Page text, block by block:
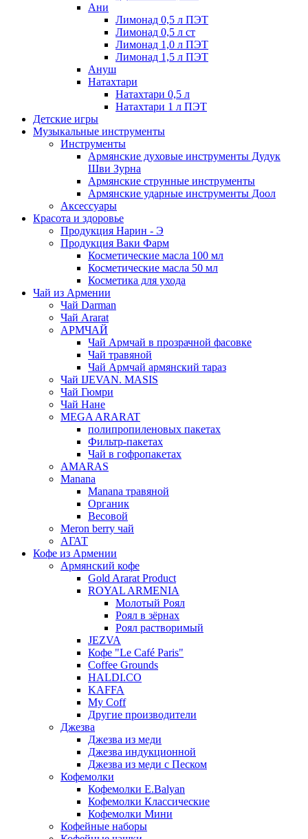
Ани
Лимонад 0,5 л ПЭТ
Лимонад 0,5 л ст
Лимонад 1,0 л ПЭТ
Лимонад 1,5 л ПЭТ
Ануш
Натахтари
Натахтари 0,5 л
Натахтари 1 л ПЭТ
Детские игры
Музыкальные инструменты
Инструменты
Армянские духовые инструменты Дудук
Шви Зурна
Армянские струнные инструменты
Армянские ударные инструменты Доол
Аксессуары
Красота и здоровье
Продукция Нарин - Э
Продукция Ваки Фарм
Косметические масла 100 мл
Косметические масла 50 мл
Косметика для ухода
Чай из Армении
Чай Darman
Чай Ararat
АРМЧАЙ
Чай Армчай в прозрачной фасовке
Чай травяной
Чай Армчай армянский тараз
Чай IJEVAN. MASIS
Чай Гюмри
Чай Нане
MEGA ARARAT
полипропиленовых пакетах
Фильтр-пакетах
Чай в гофропакетах
AMARAS
Manana
Manana травяной
Органик
Весовой
Meron berry чай
АГАТ
Кофе из Армении
Армянский кофе
Gold Ararat Product
ROYAL ARMENIA
Молотый Роял
Роял в зёрнах
Роял растворимый
JEZVA
Кофе "Le Café Paris"
Coffee Grounds
HALDI.CO
KAFFA
My Coff
Другие производители
Джезва
Джезва из меди
Джезва индукционной
Джезва из меди с Песком
Кофемолки
Кофемолки E.Balyan
Кофемолки Классические
Кофемолки Мини
Кофейные наборы